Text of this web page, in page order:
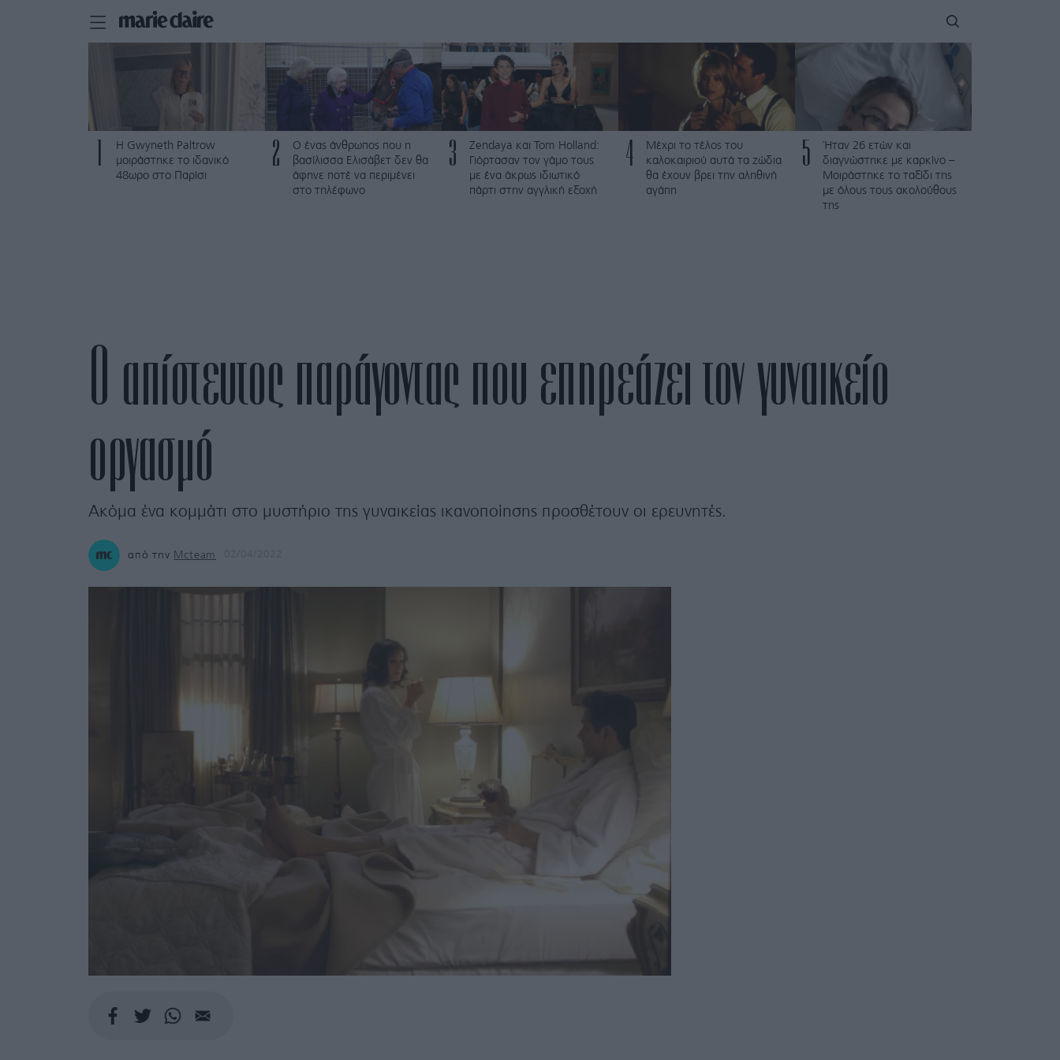
Η Gwyneth Paltrow
μοιράστηκε το ιδανικό
48ωρο στο Παρίσι
2
Ο ένας άνθρωπος που η
βασίλισσα Ελισάβετ δεν θα
άφηνε ποτέ να περιμένει
στο τηλέφωνο
3
Zendaya και Tom Holland:
Γιόρτασαν τον γάμο τους
με ένα άκρως ιδιωτικό
πάρτι στην αγγλική εξοχή
4
Μέχρι το τέλος του
καλοκαιριού αυτά τα ζώδια
θα έχουν βρει την αληθινή
αγάπη
5
Ήταν 26 ετών και
διαγνώστηκε με καρκίνο –
Μοιράστηκε το ταξίδι της
με όλους τους ακολούθους
της
Ο απίστευτος παράγοντας που επηρεάζει τον γυναικείο
οργασμό
Ακόμα ένα κομμάτι στο μυστήριο της γυναικείας ικανοποίησης προσθέτουν οι ερευνητές.
από την Mcteam